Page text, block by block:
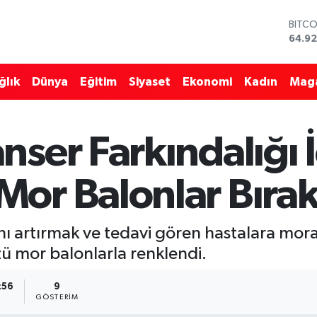
13.703
Dünya Eğitim Siyaset Ekonomi Kadın
Farkındalığı
Balonlar
artırmak ve tedavi gören hastalara
mor balonlarla renklendi.
9
GÖSTERIM